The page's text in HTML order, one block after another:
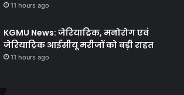
11 hours ago
KGMU News: जेरियाट्रिक, मनोरोग एवं
जेरियाट्रिक आईसीयू मरीजों को बड़ी राहत
11 hours ago